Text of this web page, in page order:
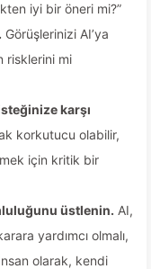
iyi bir öneri mi?”
Görüşlerinizi AI’ya
risklerini mi
karşı
korkutucu olabilir,
için kritik bir
üstlenin. AI,
yardımcı olmalı,
olarak, kendi